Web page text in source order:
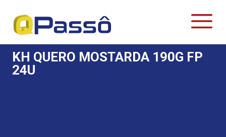
KH QUERO MOSTARDA 190G FP
24U